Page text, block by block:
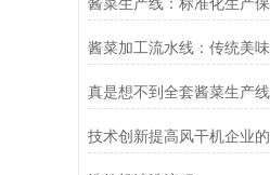
酱菜加工流水线：传统美
真是想不到全套酱菜生产
技术创新提高风干机企业